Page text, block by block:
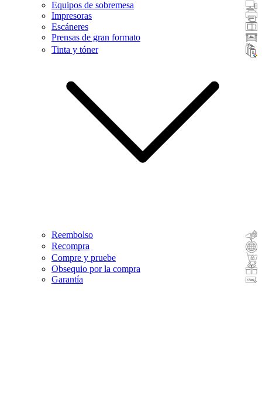
Equipos de sobremesa
Impresoras
Escáneres
Prensas de gran formato
Tinta y tóner
Reembolso
Recompra
Compre y pruebe
Obsequio por la compra
Garantía